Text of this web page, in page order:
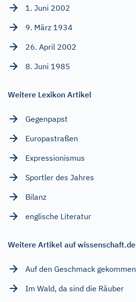
1. Juni 2002
9. März 1934
26. April 2002
8. Juni 1985
Weitere Lexikon Artikel
Gegenpapst
Europastraßen
Expressionismus
Sportler des Jahres
Bilanz
englische Literatur
Weitere Artikel auf wissenschaft.de
Auf den Geschmack gekommen
Im Wald, da sind die Räuber